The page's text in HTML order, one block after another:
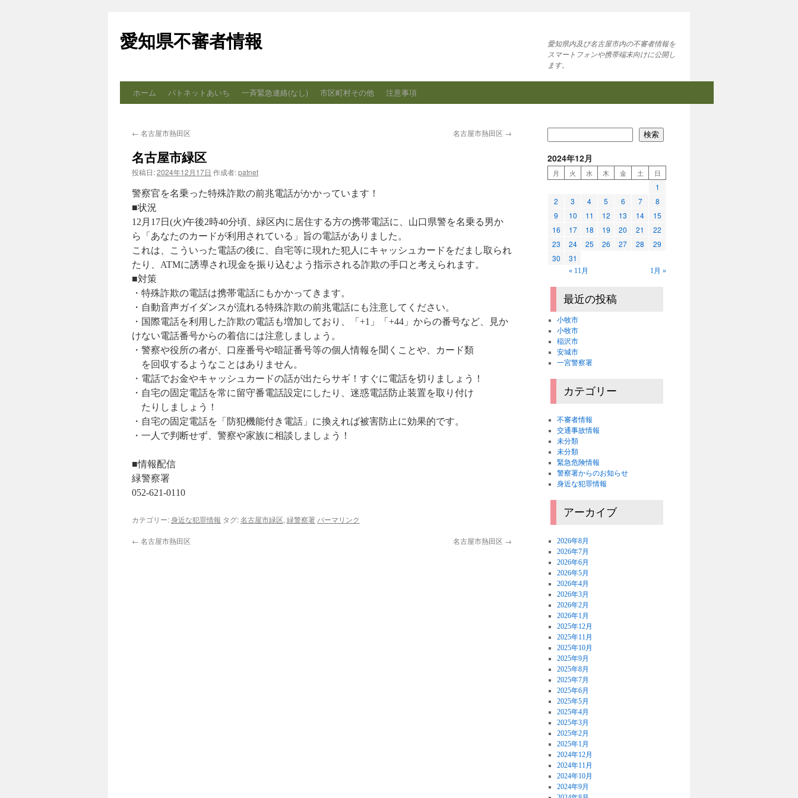
テ
ン
ス
ッ
愛知県不審者情報
愛知県内及び名古屋市内の不審者情報を
スマートフォンや携帯端末向けに公開し
ます。
ホーム パトネットあいち 一斉緊急連絡(なし) 市区町村その他 注意事項
← 名古屋市熱田区 名古屋市熱田区 →
名古屋市緑区
投稿日:2024年12月17日 作成者:patnet
警察官を名乗った特殊詐欺の前兆電話がかかっています！
■状況
12月17日(火)午後2時40分頃、緑区内に居住する方の携帯電話に、山口県警を名乗る男か
ら「あなたのカードが利用されている」旨の電話がありました。
これは、こういった電話の後に、自宅等に現れた犯人にキャッシュカードをだまし取られ
たり、ATMに誘導され現金を振り込むよう指示される詐欺の手口と考えられます。
■対策
・特殊詐欺の電話は携帯電話にもかかってきます。
・自動音声ガイダンスが流れる特殊詐欺の前兆電話にも注意してください。
・国際電話を利用した詐欺の電話も増加しており、「+1」「+44」からの番号など、見か
けない電話番号からの着信には注意しましょう。
・警察や役所の者が、口座番号や暗証番号等の個人情報を聞くことや、カード類
を回収するようなことはありません。
・電話でお金やキャッシュカードの話が出たらサギ！すぐに電話を切りましょう！
・自宅の固定電話を常に留守番電話設定にしたり、迷惑電話防止装置を取り付け
たりしましょう！
・自宅の固定電話を「防犯機能付き電話」に換えれば被害防止に効果的です。
・一人で判断せず、警察や家族に相談しましょう！
■情報配信
緑警察署
052-621-0110
カテゴリー:身近な犯罪情報 タグ:名古屋市緑区, 緑警察署 パーマリンク
← 名古屋市熱田区 名古屋市熱田区 →
検索
2024年12月
月 火 水 木 金 土 日
1
2
3 4 5 6 7
8
9
10 11 12 13 14
15
16
17 18 19 20 21
22
23
24 25 26 27 28
29
30
31
« 11月 1月 »
最近の投稿
小牧市
小牧市
稲沢市
安城市
一宮警察署
カテゴリー
不審者情報
交通事故情報
未分類
未分類
緊急危険情報
警察署からのお知らせ
身近な犯罪情報
アーカイブ
2026年8月
2026年7月
2026年6月
2026年5月
2026年4月
2026年3月
2026年2月
2026年1月
2025年12月
2025年11月
2025年10月
2025年9月
2025年8月
2025年7月
2025年6月
2025年5月
2025年4月
2025年3月
2025年2月
2025年1月
2024年12月
2024年11月
2024年10月
2024年9月